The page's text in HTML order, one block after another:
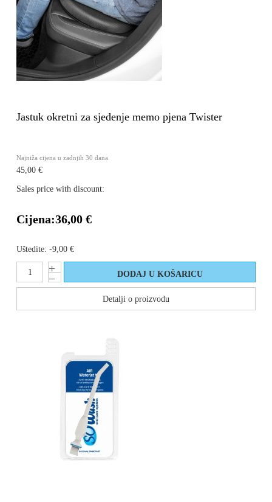
Jastuk okretni za sjedenje memo pjena Twister
Najniža cijena u zadnjih 30 dana
45,00 €
Sales price with discount:
Cijena:36,00 €
Uštedite: -9,00 €
Detalji o proizvodu